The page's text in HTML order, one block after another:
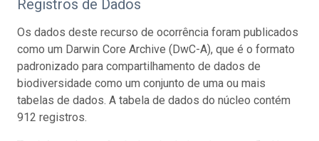
Registros de Dados
Os dados deste recurso de ocorrência foram publicados
como um Darwin Core Archive (DwC-A), que é o formato
padronizado para compartilhamento de dados de
biodiversidade como um conjunto de uma ou mais
tabelas de dados. A tabela de dados do núcleo contém
912 registros.